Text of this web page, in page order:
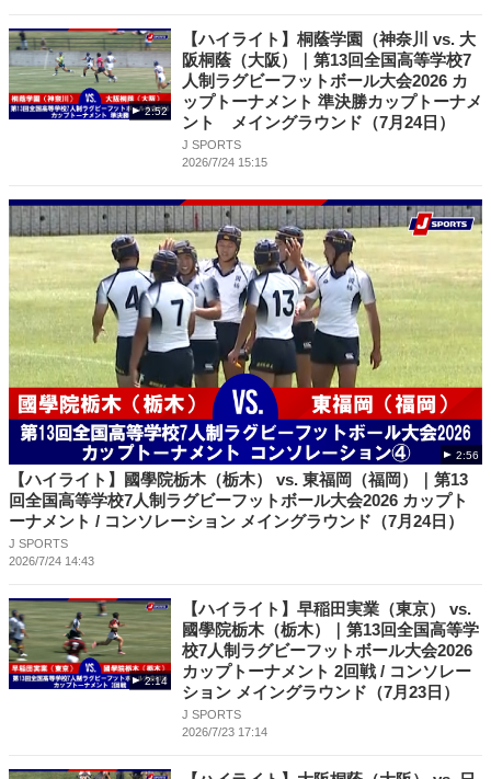
2:52
【ハイライト】桐蔭学園（神奈川 vs. 大
阪桐蔭（大阪）｜第13回全国高等学校7
人制ラグビーフットボール大会2026 カ
ップトーナメント 準決勝カップトーナメ
ント メイングラウンド（7月24日）
J SPORTS
2026/7/24 15:15
2:56
【ハイライト】國學院栃木（栃木） vs. 東福岡（福岡）｜第13
回全国高等学校7人制ラグビーフットボール大会2026 カップト
ーナメント / コンソレーション メイングラウンド（7月24日）
J SPORTS
2026/7/24 14:43
2:14
【ハイライト】早稲田実業（東京） vs.
國學院栃木（栃木）｜第13回全国高等学
校7人制ラグビーフットボール大会2026
カップトーナメント 2回戦 / コンソレー
ション メイングラウンド（7月23日）
J SPORTS
2026/7/23 17:14